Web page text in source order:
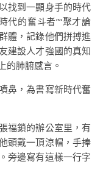
找到一顯身手的時代
代的奮斗者”“聚才論
體，記錄他們拼搏進
建設人才強國的真知
的肺腑感言。
鼻，為書寫新時代奮
福鎖的辦公室里，有
頭戴一頂涼帽，手捧
旁邊寫有這樣一行字